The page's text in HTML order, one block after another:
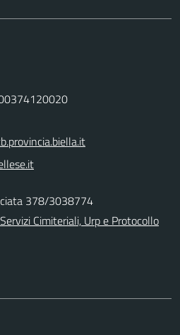
378/3038774
Cimiteriali, Urp e Protocollo